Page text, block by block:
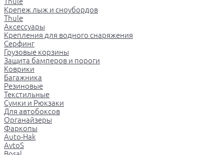
Крепеж лыж и сноубордов
Thule
Аксессуары
Крепления для водного снаряжения
Серфинг
Грузовые корзины
Защита бамперов и пороги
Коврики
Багажника
Резиновые
Текстильные
Сумки и Рюкзаки
Для автобоксов
Органайзеры
Фаркопы
Auto-Hak
AvtoS